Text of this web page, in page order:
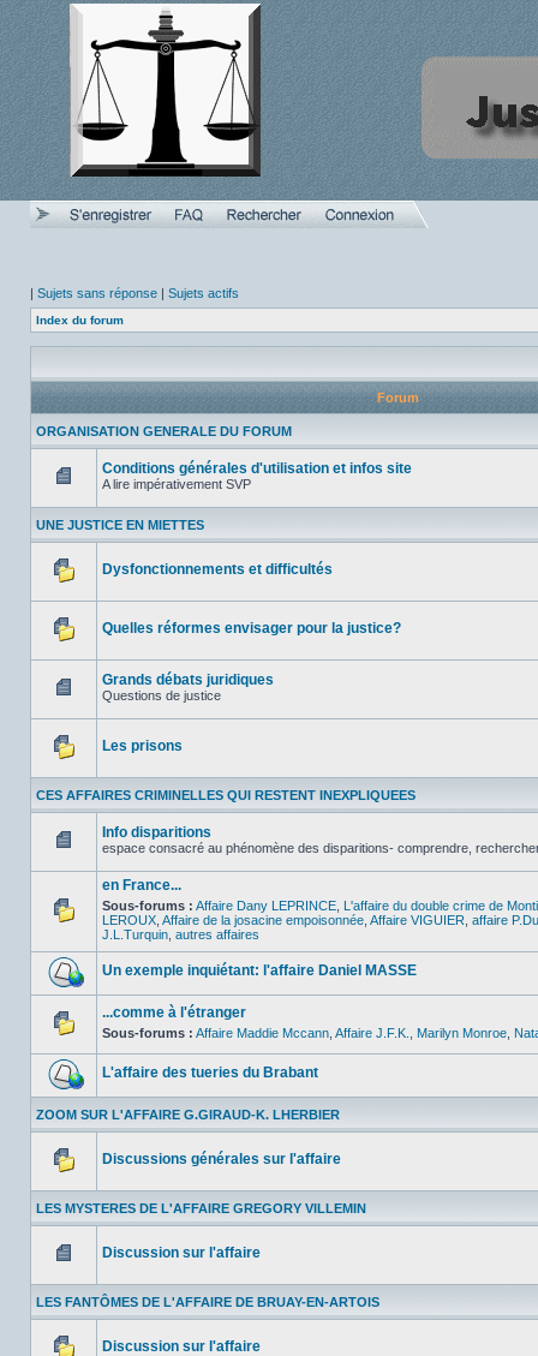
| Sujets sans réponse | Sujets actifs
Index du forum
Forum
ORGANISATION GENERALE DU FORUM
message
non
lu
Conditions générales d'utilisation et infos site
A lire impérativement SVP
UNE JUSTICE EN MIETTES
message
Dysfonctionnements et difficultés
message
non
Quelles réformes envisager pour la justice?
message
Grands débats juridiques
Questions de justice
message
non
lu
Les prisons
CES AFFAIRES CRIMINELLES QUI RESTENT INEXPLIQUEES
message
non
Info disparitions
espace consacré au phénomène des disparitions- comprendre,
Aucun
en France...
Sous-forums : Affaire Dany LEPRINCE L'affaire du double crime de
LEROUX Affaire de la josacine empoisonnée Affaire VIGUIER affaire
J.L.Turquin autres affaires
Aucun
message
non
Un exemple inquiétant: l'affaire Daniel MASSE
message
non
...comme à l'étranger
Sous-forums : Affaire Maddie Mccann Affaire J.F.K. Marilyn Monroe
Aucun
message
non
lu
L'affaire des tueries du Brabant
ZOOM SUR L'AFFAIRE G.GIRAUD-K. LHERBIER
message
non
lu
Discussions générales sur l'affaire
LES MYSTERES DE L'AFFAIRE GREGORY VILLEMIN
message
non
lu
Discussion sur l'affaire
LES FANTÔMES DE L'AFFAIRE DE BRUAY-EN-ARTOIS
Discussion sur l'affaire